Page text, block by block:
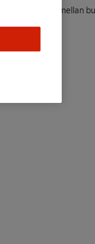
kan variera mellan